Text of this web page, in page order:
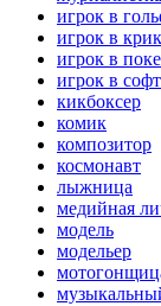
игрок в
игрок в
игрок в
игрок в
кикбоксер
комик
композитор
космонавт
лыжница
медийная
модель
модельер